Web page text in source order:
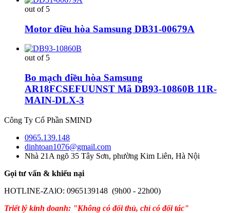
out of 5
Motor điều hòa Samsung DB31-00679A
out of 5
Bo mạch điều hòa Samsung
AR18FCSEFUUNST Mã DB93-10860B 11R-
MAIN-DLX-3
Công Ty Cổ Phần SMIND
0965.139.148
dinhtoan1076@gmail.com
Nhà 21A ngõ 35 Tây Sơn, phường Kim Liên, Hà Nội
Gọi tư vấn & khiếu nại
HOTLINE-ZAlO: 0965139148 (9h00 - 22h00)
Triết lý kinh doanh: "Không có đối thủ, chỉ có đối tác"